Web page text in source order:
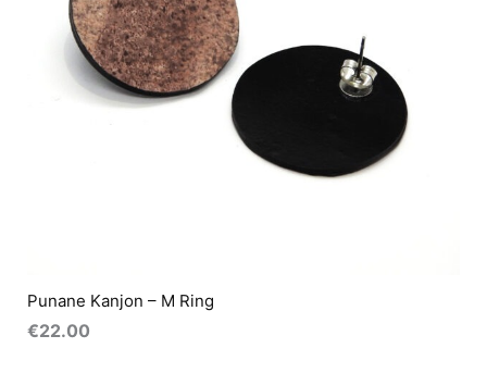
Punane Kanjon – M Ring
€22.00